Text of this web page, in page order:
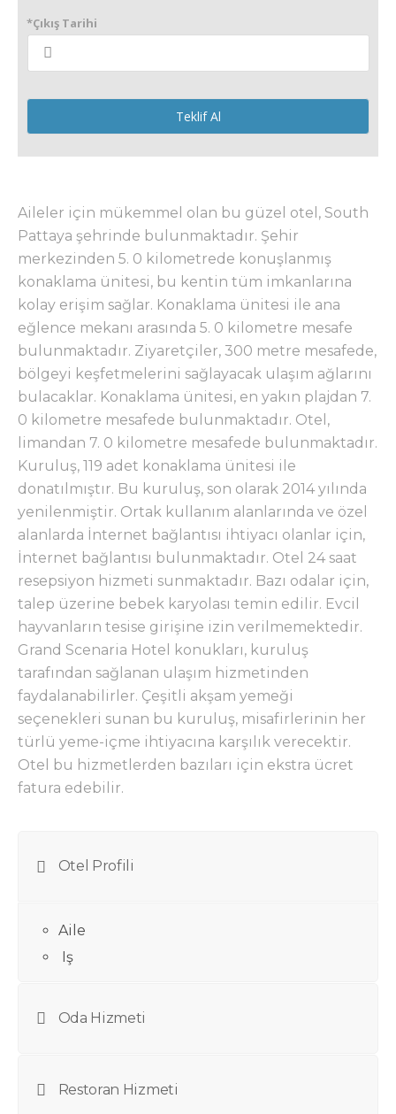
*Çıkış Tarihi
Teklif Al
Aileler için mükemmel olan bu güzel otel, South
Pattaya şehrinde bulunmaktadır. Şehir
merkezinden 5. 0 kilometrede konuşlanmış
konaklama ünitesi, bu kentin tüm imkanlarına
kolay erişim sağlar. Konaklama ünitesi ile ana
eğlence mekanı arasında 5. 0 kilometre mesafe
bulunmaktadır. Ziyaretçiler, 300 metre mesafede,
bölgeyi keşfetmelerini sağlayacak ulaşım ağlarını
bulacaklar. Konaklama ünitesi, en yakın plajdan 7.
0 kilometre mesafede bulunmaktadır. Otel,
limandan 7. 0 kilometre mesafede bulunmaktadır.
Kuruluş, 119 adet konaklama ünitesi ile
donatılmıştır. Bu kuruluş, son olarak 2014 yılında
yenilenmiştir. Ortak kullanım alanlarında ve özel
alanlarda İnternet bağlantısı ihtiyacı olanlar için,
İnternet bağlantısı bulunmaktadır. Otel 24 saat
resepsiyon hizmeti sunmaktadır. Bazı odalar için,
talep üzerine bebek karyolası temin edilir. Evcil
hayvanların tesise girişine izin verilmemektedir.
Grand Scenaria Hotel konukları, kuruluş
tarafından sağlanan ulaşım hizmetinden
faydalanabilirler. Çeşitli akşam yemeği
seçenekleri sunan bu kuruluş, misafirlerinin her
türlü yeme-içme ihtiyacına karşılık verecektir.
Otel bu hizmetlerden bazıları için ekstra ücret
fatura edebilir.
Otel Profili
Aile
Iş
Oda Hizmeti
Restoran Hizmeti